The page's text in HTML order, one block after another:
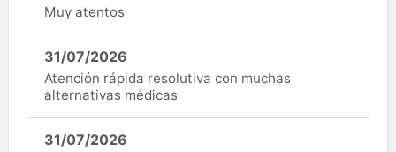
Muy atentos
31/07/2026
Atención rápida resolutiva con muchas
alternativas médicas
31/07/2026